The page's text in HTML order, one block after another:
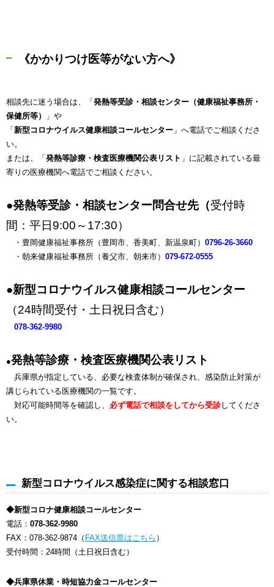
《かかりつけ医等がない方へ》
相談先に迷う場合は、「 発熱等受診・相談センター（健康福祉事務所・
保健所等）
」や
「 新型コロナウイルス健康相談コールセンター 」へ電話でご相談くださ
い。
または、「 発熱等診療・検査医療機関公表リスト 」に記載されている最
寄りの医療機関へ電話でご相談ください。
●発熱等受診・相談センター問合せ先（受付時
間：平日9:00～17:30）
・豊岡健康福祉事務所（豊岡市、香美町、新温泉町） 0796-26-3660
・朝来健康福祉事務所（養父市、朝来市） 079-672-0555
●新型コロナウイルス健康相談コールセンター
（24時間受付・土日祝日含む）
078-362-9980
●発熱等診療・検査医療機関公表リスト
兵庫県が指定している、必要な検査体制が確保され、感染防止対策が
講じられている医療機関の一覧です。
対応可能時間等を確認し、 必ず電話で相談をしてから受診してくださ
い。
新型コロナウイルス感染症に関する相談窓口
◆新型コロナ健康相談コールセンター
電話： 078-362-9980
FAX：078-362-9874（ FAX送信票はこちら ）
受付時間：24時間（土日祝日含む）
◆兵庫県休業・時短協力金コールセンター